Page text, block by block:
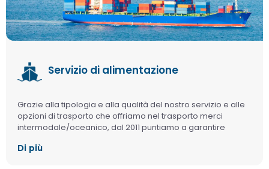
Servizio di alimentazione
Grazie alla tipologia e alla qualità del nostro servizio e alle
opzioni di trasporto che offriamo nel trasporto merci
intermodale/oceanico, dal 2011 puntiamo a garantire
nostri clienti.
Di più